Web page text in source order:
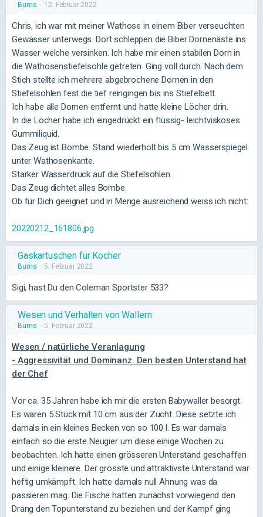
Bums 12. Februar 2022
Chris, ich war mit meiner Wathose in einem Biber verseuchten
Gewässer unterwegs. Dort schleppen die Biber Dornenäste ins
Wasser welche versinken. Ich habe mir einen stabilen Dorn in
die Wathosenstiefelsohle getreten. Ging voll durch. Nach dem
Stich stellte ich mehrere abgebrochene Dornen in den
Stiefelsohlen fest die tief reingingen bis ins Stiefelbett.
Ich habe alle Dornen entfernt und hatte kleine Löcher drin.
In die Löcher habe ich eingedrückt ein flüssig- leichtviskoses
Gummiliquid.
Das Zeug ist Bombe. Stand wiederholt bis 5 cm Wasserspiegel
unter Wathosenkante.
Starker Wasserdruck auf die Stiefelsohlen.
Das Zeug dichtet alles Bombe.
Ob für Dich geeignet und in Menge ausreichend weiss ich nicht:
20220212_161806.jpg
Gaskartuschen für Kocher
Bums 5. Februar 2022
Sigi, hast Du den Coleman Sportster 533?
Wesen und Verhalten von Wallern
Bums 5. Februar 2022
Wesen / natürliche Veranlagung
- Aggressivität und Dominanz. Den besten Unterstand hat
der Chef
Vor ca. 35 Jahren habe ich mir die ersten Babywaller besorgt.
Es waren 5 Stück mit 10 cm aus der Zucht. Diese setzte ich
damals in ein kleines Becken von so 100 l. Es war damals
einfach so die erste Neugier um diese einige Wochen zu
beobachten. Ich hatte einen grösseren Unterstand geschaffen
und einige kleinere. Der grösste und attraktivste Unterstand war
heftig umkämpft. Ich hatte damals null Ahnung was da
passieren mag. Die Fische hatten zunächst vorwiegend den
Drang den Topunterstand zu beziehen und der Kampf ging